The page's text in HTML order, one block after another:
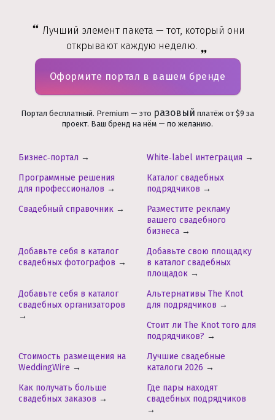
Лучший элемент пакета — тот, который они
открывают каждую неделю.
Оформите портал в вашем бренде
Портал бесплатный. Premium — это разовый платёж от $9 за
проект. Ваш бренд на нём — по желанию.
Бизнес‑портал → White‑label интеграция →
Программные решения
для профессионалов →
Каталог свадебных
подрядчиков →
Свадебный справочник →
Разместите рекламу
вашего свадебного
бизнеса →
Добавьте себя в каталог
свадебных фотографов →
Добавьте свою площадку
в каталог свадебных
площадок →
Добавьте себя в каталог
свадебных организаторов
→
Альтернативы The Knot
для подрядчиков →
Стоит ли The Knot того для
подрядчиков? →
Стоимость размещения на
WeddingWire →
Лучшие свадебные
каталоги 2026 →
Как получать больше
свадебных заказов →
Где пары находят
свадебных подрядчиков
→